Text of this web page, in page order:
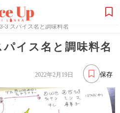
3 スパイス名と調味料名
イス名と調味料名
保存
2022年2月19日